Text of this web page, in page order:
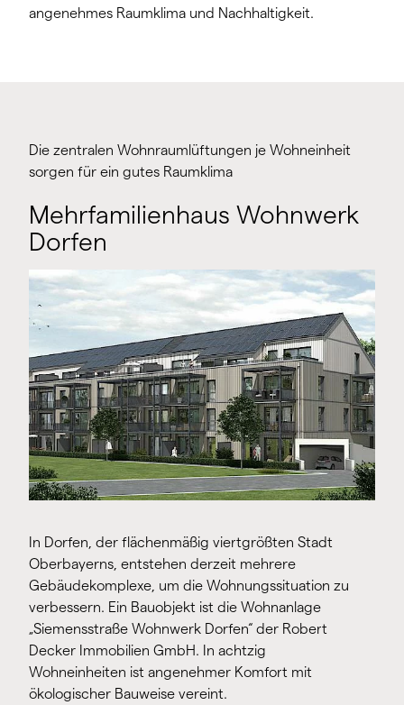
angenehmes Raumklima und Nachhaltigkeit.
Die zentralen Wohnraumlüftungen je Wohneinheit
sorgen für ein gutes Raumklima
Mehrfamilienhaus Wohnwerk
Dorfen
In Dorfen, der flächenmäßig viertgrößten Stadt
Oberbayerns, entstehen derzeit mehrere
Gebäudekomplexe, um die Wohnungssituation zu
verbessern. Ein Bauobjekt ist die Wohnanlage
„Siemensstraße Wohnwerk Dorfen“ der Robert
Decker Immobilien GmbH. In achtzig
Wohneinheiten ist angenehmer Komfort mit
ökologischer Bauweise vereint.